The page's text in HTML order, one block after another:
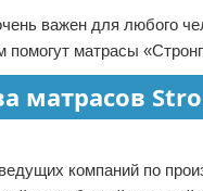
информации
важен для любого
помогут матрасы
матрасов
компаний по